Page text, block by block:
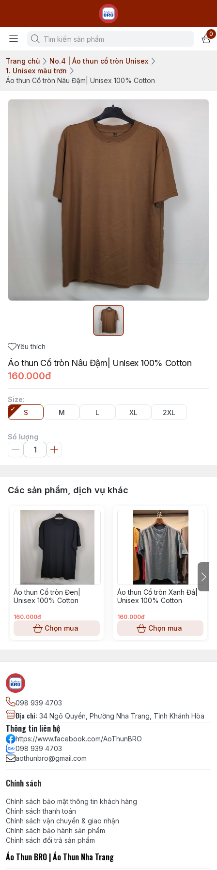
0
Trang chủ
No.4 | Áo thun cổ tròn Unisex
1. Unisex màu trơn
Áo thun Cổ tròn Nâu Đậm| Unisex 100% Cotton
Yêu thích
Áo thun Cổ tròn Nâu Đậm| Unisex 100% Cotton
160.000đ
Size:
S
M L XL 2XL
Số lượng
Các sản phẩm, dịch vụ khác
Áo thun Cổ tròn Đen|
Unisex 100% Cotton
160.000đ
Chọn mua
Áo thun Cổ tròn Xanh Đá|
Unisex 100% Cotton
160.000đ
Chọn mua
098 939 4703
Địa chỉ: 34 Ngô Quyền, Phường Nha Trang, Tỉnh Khánh Hòa
Thông tin liên hệ
https://www.facebook.com/AoThunBRO
098 939 4703
aothunbro@gmail.com
Chính sách
Chính sách bảo mật thông tin khách hàng
Chính sách thanh toán
Chính sách vận chuyển & giao nhận
Chính sách bảo hành sản phẩm
Chính sách đổi trả sản phẩm
Áo Thun BRO | Áo Thun Nha Trang